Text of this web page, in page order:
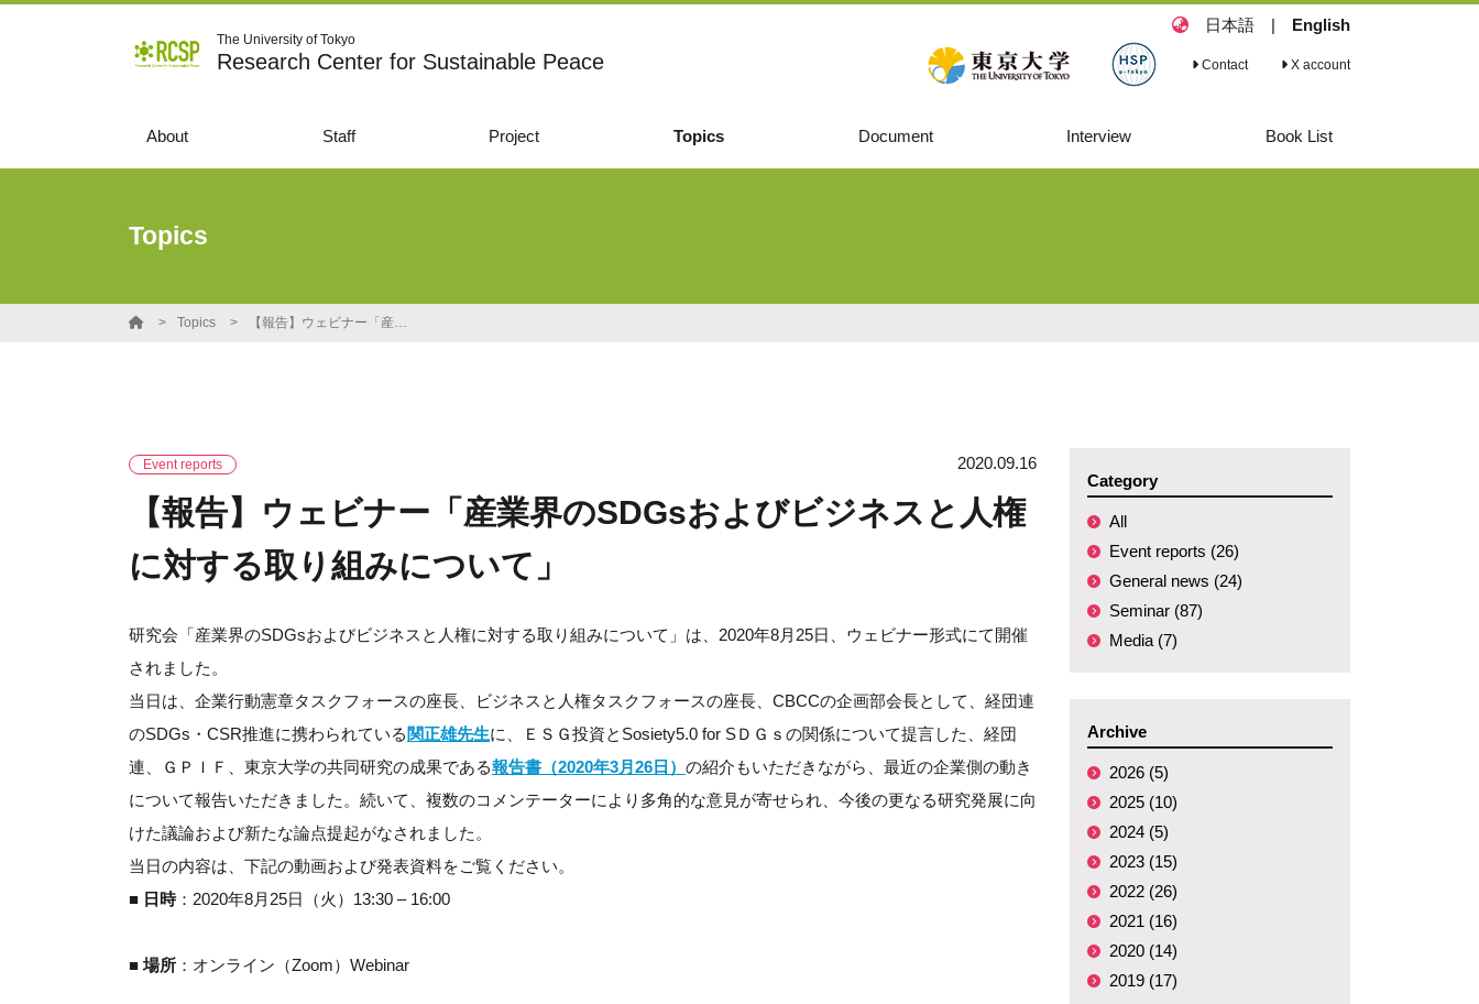
The University of Tokyo
Research Center for Sustainable Peace Contact X account
日本語 | English
About Staff Project Topics Document Interview
Interview 2
Book List
Book List
Topics
Topics 【報告】ウェビナー「産業界のSDGsおよびビジネスと人権に対する取り組みについて」
Event reports 2020.09.16
【報告】ウェビナー「産業界のSDGsおよびビジネスと人権
に対する取り組みについて」
研究会「産業界のSDGsおよびビジネスと人権に対する取り組みについて」は、2020年8月25日、ウェビナー形式にて開催
されました。
当日は、企業行動憲章タスクフォースの座長、ビジネスと人権タスクフォースの座長、CBCCの企画部会長として、経団連
のSDGs・CSR推進に携わられている 関正雄先生に、ＥＳＧ投資とSosiety5.0 for SＤＧｓの関係について提言した、経団
連、ＧＰＩＦ、東京大学の共同研究の成果である報告書（2020年3月26日） の紹介もいただきながら、最近の企業側の動き
について報告いただきました。続いて、複数のコメンテーターにより多角的な意見が寄せられ、今後の更なる研究発展に向
けた議論および新たな論点提起がなされました。
当日の内容は、下記の動画および発表資料をご覧ください。
■ 日時：2020年8月25日（火）13:30 – 16:00
■ 場所 ：オンライン（Zoom）Webinar
Category
All
Event reports (26)
General news (24)
Seminar (87)
Media (7)
Archive
2026 (5)
2025 (10)
2024 (5)
2023 (15)
2022 (26)
2021 (16)
2020 (14)
2019 (17)